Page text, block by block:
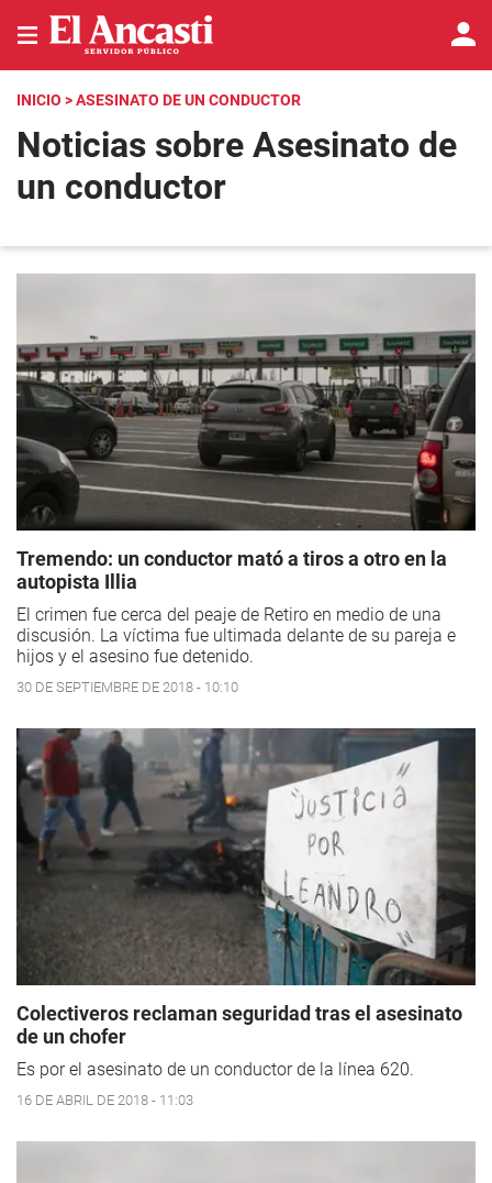
INICIO > ASESINATO DE UN CONDUCTOR
Noticias sobre Asesinato de
un conductor
Tremendo: un conductor mató a tiros a otro en la
autopista Illia
El crimen fue cerca del peaje de Retiro en medio de una
discusión. La víctima fue ultimada delante de su pareja e
hijos y el asesino fue detenido.
30 DE SEPTIEMBRE DE 2018 - 10:10
Colectiveros reclaman seguridad tras el asesinato
de un chofer
Es por el asesinato de un conductor de la línea 620.
16 DE ABRIL DE 2018 - 11:03